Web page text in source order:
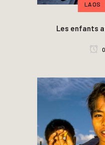
LAOS
Les enfants